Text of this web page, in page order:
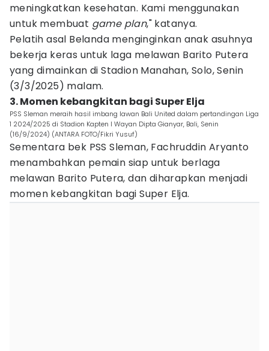
meningkatkan kesehatan. Kami menggunakan
untuk membuat game plan," katanya.
Pelatih asal Belanda menginginkan anak asuhnya
bekerja keras untuk laga melawan Barito Putera
yang dimainkan di Stadion Manahan, Solo, Senin
(3/3/2025) malam.
3. Momen kebangkitan bagi Super Elja
PSS Sleman meraih hasil imbang lawan Bali United dalam pertandingan Liga
1 2024/2025 di Stadion Kapten I Wayan Dipta Gianyar, Bali, Senin
(16/9/2024) (ANTARA FOTO/Fikri Yusuf)
Sementara bek PSS Sleman, Fachruddin Aryanto
menambahkan pemain siap untuk berlaga
melawan Barito Putera, dan diharapkan menjadi
momen kebangkitan bagi Super Elja.